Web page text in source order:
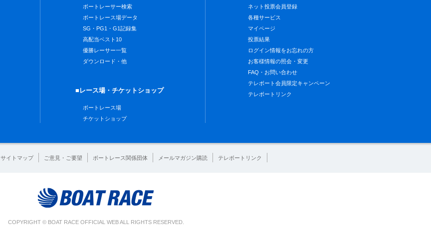
ボートレーサー検索
ボートレース場データ
SG・PG1・G1記録集
高配当ベスト10
優勝レーサー一覧
ダウンロード・他
■レース場・チケットショップ
ボートレース場
チケットショップ
ネット投票会員登録
各種サービス
マイページ
投票結果
ログイン情報をお忘れの方
お客様情報の照会・変更
FAQ・お問い合わせ
テレボート会員限定キャンペーン
テレボートリンク
サイトマップ ご意見・ご要望 ボートレース関係団体 メールマガジン購読 テレボートリンク
COPYRIGHT © BOAT RACE OFFICIAL WEB ALL RIGHTS RESERVED.